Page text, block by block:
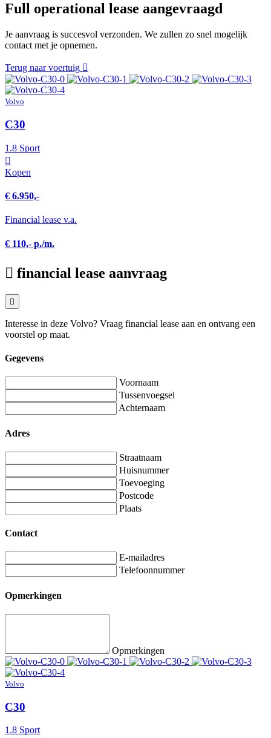
Full operational lease aangevraagd
Je aanvraag is succesvol verzonden. We zullen zo snel mogelijk
contact met je opnemen.
Terug naar voertuig
Volvo
C30
1.8 Sport
Kopen
€ 6.950,-
Financial lease v.a.
€ 110,- p./m.
financial lease aanvraag
Interesse in deze Volvo? Vraag financial lease aan en ontvang een
voorstel op maat.
Gegevens
Voornaam
Tussenvoegsel
Achternaam
Adres
Straatnaam
Huisnummer
Toevoeging
Postcode
Plaats
Contact
E-mailadres
Telefoonnummer
Opmerkingen
Opmerkingen
Volvo
C30
1.8 Sport